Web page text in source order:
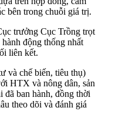
bên trong chuỗi giá trị.
trưởng Cục Trồng trọt
động thống nhất
liên kết.
và chế biến, tiêu thụ)
HTX và nông dân, sản
đã ban hành, đồng thời
theo dõi và đánh giá